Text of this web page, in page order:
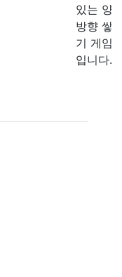
있는 양
방향 쌓
기 게임
입니다.